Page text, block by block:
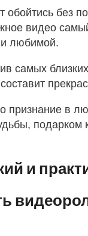
обойтись без
видео
любимой.
самых
признание в
подарком
и